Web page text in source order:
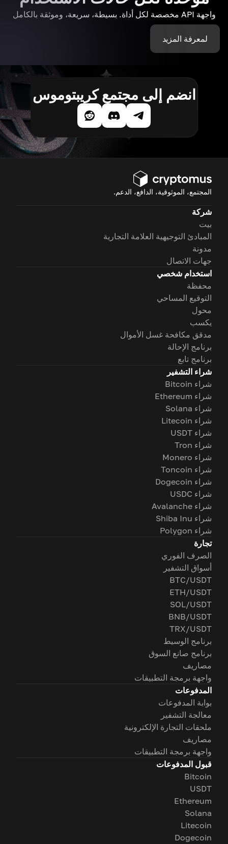
واجهة API مخصصة لكل أداة. بسيطة، سريعة، وموثقة بالكامل
لمعرفة المزيد
انضم إلى مجتمع كريبتوموس
المجتمع، الموثوقية، الدافع، الدعم.
شركة
بيت
المبادئ التوجيهية العلامة التجارية
مدونة
جهات الاتصال
استخدام شخصي
محفظة
التوقيع المساحي
محول
يكسب
مدقق مكافحة غسل الأموال
برنامج الإحالة
برنامج تابع
شراء التشفير
شراء Bitcoin
شراء Ethereum
شراء Solana
شراء Litecoin
شراء USDT
شراء Tron
شراء Monero
شراء Toncoin
شراء Dogecoin
شراء USDC
شراء Avalanche
شراء Shiba Inu
شراء Polygon
تجارة
الصرف الفوري
أسواق التشفير
BTC/USDT
ETH/USDT
SOL/USDT
BNB/USDT
TRX/USDT
برنامج الوسيط
برنامج صانع السوق
مصاريف
واجهة برمجة التطبيقات
المدفوعات
بوابة المدفوعات
معالجة التشفير
ملحقات التجارة الإلكترونية
مصاريف
واجهة برمجة التطبيقات
قبول المدفوعات
Bitcoin
USDT
Ethereum
Solana
Litecoin
Dogecoin